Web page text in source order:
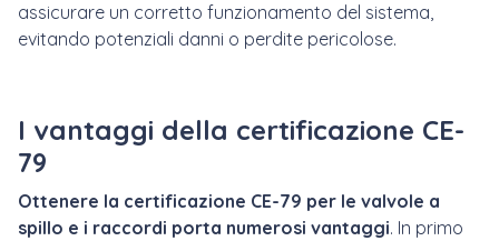
assicurare un corretto funzionamento del sistema,
evitando potenziali danni o perdite pericolose.
I vantaggi della certificazione CE-
79
Ottenere la certificazione CE-79 per le valvole a
spillo e i raccordi porta numerosi vantaggi. In primo